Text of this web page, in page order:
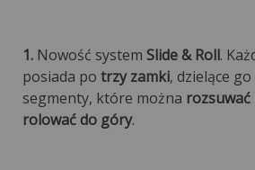
1. Nowość system Slide & Roll.
posiada po trzy zamki, dzielące
segmenty, które można
rolować do góry